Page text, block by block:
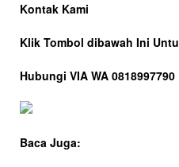
Kontak Kami
Klik Tombol dibawah Ini
Hubungi VIA WA 0818997790
Baca Juga: